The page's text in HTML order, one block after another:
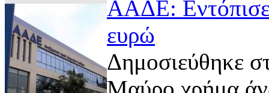
ΑΑΔΕ:
ευρώ
Δημοσιεύθηκε